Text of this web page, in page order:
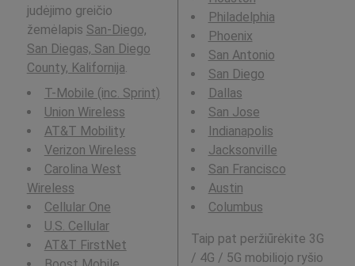
judėjimo greičio
žemėlapis San-Diego,
San Diegas, San Diego
County, Kalifornija.
T-Mobile (inc. Sprint)
Union Wireless
AT&T Mobility
Verizon Wireless
Carolina West
Wireless
Cellular One
U.S. Cellular
AT&T FirstNet
Philadelphia
Phoenix
San Antonio
San Diego
Dallas
San Jose
Indianapolis
Jacksonville
San Francisco
Austin
Columbus
Taip pat peržiūrėkite 3G
/ 4G / 5G mobiliojo ryšio